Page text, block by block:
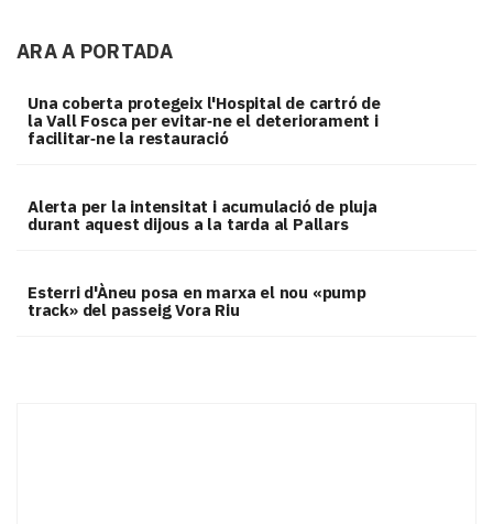
ARA A PORTADA
Una coberta protegeix l'Hospital de cartró de
la Vall Fosca per evitar‑ne el deteriorament i
facilitar‑ne la restauració
Alerta per la intensitat i acumulació de pluja
durant aquest dijous a la tarda al Pallars
Esterri d'Àneu posa en marxa el nou «pump
track» del passeig Vora Riu